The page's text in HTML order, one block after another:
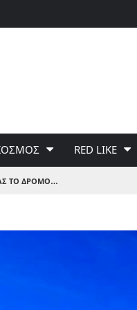
RED LIKE
ΤΟ ΔΡΟΜΟ…